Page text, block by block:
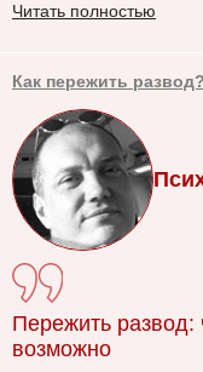
Читать полностью
Как пережить развод?
Пережить развод:
возможно